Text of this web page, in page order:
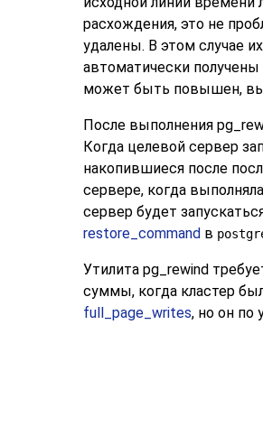
расхождения, это не
удалены. В этом случае
автоматически получены
может быть повышен,
После выполнения
Когда целевой сервер
накопившиеся после
сервере, когда
сервер будет
restore_command в
Утилита pg_rewind
суммы, когда кластер
full_page_writes, но он по